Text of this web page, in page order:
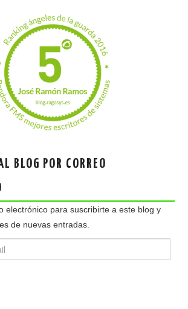
BLOG POR CORREO
electrónico para suscribirte a este blog y
de nuevas entradas.